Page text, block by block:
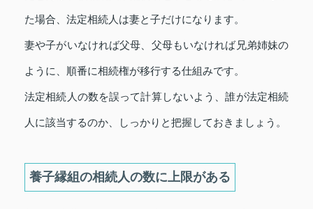
た場合、法定相続人は妻と子だけになります。
妻や子がいなければ父母、父母もいなければ兄弟姉妹の
ように、順番に相続権が移行する仕組みです。
法定相続人の数を誤って計算しないよう、誰が法定相続
人に該当するのか、しっかりと把握しておきましょう。
養子縁組の相続人の数に上限がある